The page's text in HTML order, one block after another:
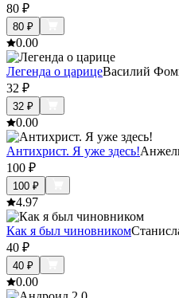
80 ₽
80 ₽
0.00
Легенда о царицеВасилий
32 ₽
32 ₽
0.00
Антихрист. Я уже здесь!
100 ₽
100 ₽
4.97
Как я был чиновником
40 ₽
40 ₽
0.00